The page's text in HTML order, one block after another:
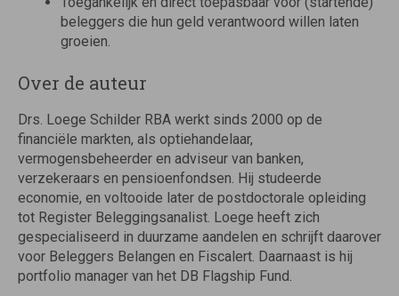
beleggers die hun geld verantwoord willen laten
groeien.
Over de auteur
Drs. Loege Schilder RBA werkt sinds 2000 op de
financiële markten, als optiehandelaar,
vermogensbeheerder en adviseur van banken,
verzekeraars en pensioenfondsen. Hij studeerde
economie, en voltooide later de postdoctorale opleiding
tot Register Beleggingsanalist. Loege heeft zich
gespecialiseerd in duurzame aandelen en schrijft daarover
voor Beleggers Belangen en Fiscalert. Daarnaast is hij
portfolio manager van het DB Flagship Fund.